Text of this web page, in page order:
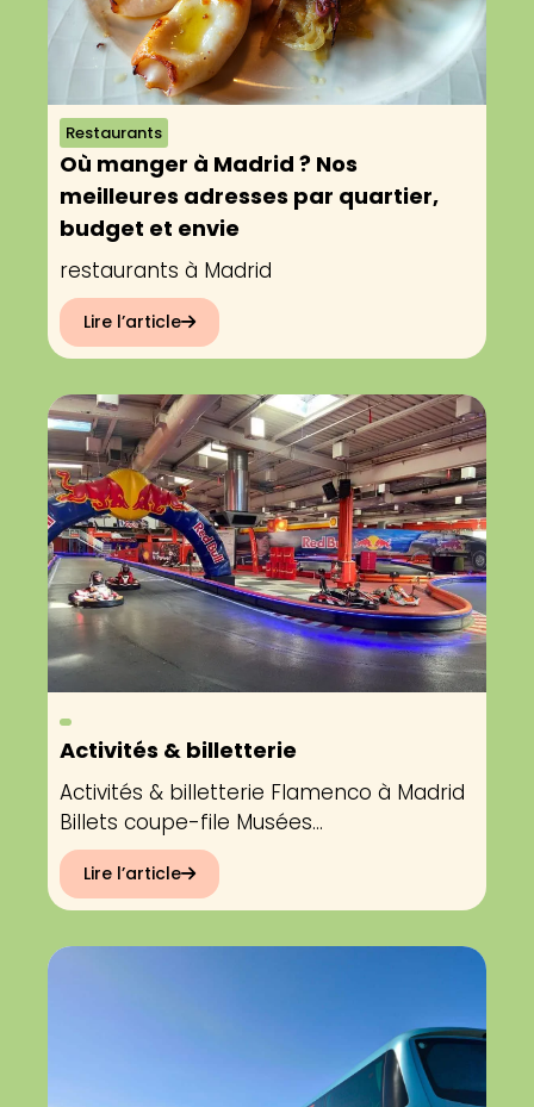
Restaurants
Où manger à Madrid ? Nos
meilleures adresses par quartier,
budget et envie
restaurants à Madrid
Lire l’article
Activités & billetterie
Activités & billetterie Flamenco à Madrid
Billets coupe-file Musées...
Lire l’article